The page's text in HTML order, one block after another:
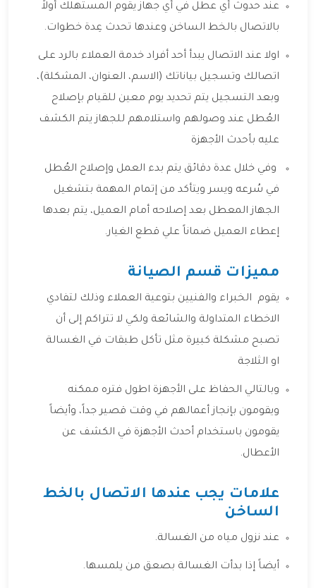
عند حدوث أي عطل في أي جهاز يقوم المستهلك أولاً
بالاتصال بالخط الساخن وعندها تحدث عِدة خطوات.
اولا عند الاتصال يبدأ أحد أفراد خدمة العملاء بالرد على
اتصالك وتسجيل بياناتك (الاسم، العنوان، المشكلة)،
وبعد التسجيل يتم تحديد يوم معين للقيام بإصلاح
العُطل عند وصولهم واستلامهم للجهاز يتم الكشف
عليه بأحدث الأجهزة
وفي خلال عدة دقائق يتم بدء العمل وإصلاح العُطل
في سُرعه ويسر ويتأكد من إتمام المهمة بتشغيل
الجهاز المعطل بعد إصلاحه أمام العميل، يتم بعدها
إعطاء العميل ضماناً علي قطع الغيار.
مميزات قسم الصيانة
يقوم الخبراء والفنيين بتوعية العملاء وذلك لتفادي
الاخطاء المتداولة والشائعة ولكي لا تتراكم إلى أن
تصبح مشكلة كبيرة مثل تأكل طبقات في الغسالة
او الثلاجة
وبالتالي الحفاظ على الأجهزة اطول فتره ممكنه
ويقومون بإنجاز أعمالهم في وقت قصير جداً، وأيضاً
يقومون باستخدام أحدث الأجهزة في الكشف عن
الأعطال.
علامات يجب عندها الاتصال بالخط
الساخن
عند نزول مياه من الغسالة.
أيضاً إذا بدأت الغسالة بصعق من يلمسها.